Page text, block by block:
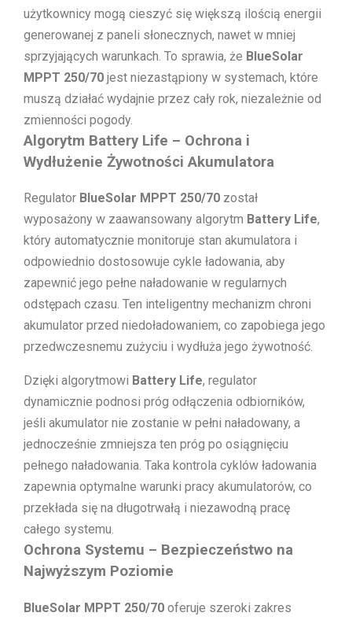
użytkownicy mogą cieszyć się większą ilością energii
generowanej z paneli słonecznych, nawet w mniej
sprzyjających warunkach. To sprawia, że BlueSolar
MPPT 250/70 jest niezastąpiony w systemach, które
muszą działać wydajnie przez cały rok, niezależnie od
zmienności pogody.
Algorytm Battery Life – Ochrona i
Wydłużenie Żywotności Akumulatora
Regulator BlueSolar MPPT 250/70 został
wyposażony w zaawansowany algorytm Battery Life,
który automatycznie monitoruje stan akumulatora i
odpowiednio dostosowuje cykle ładowania, aby
zapewnić jego pełne naładowanie w regularnych
odstępach czasu. Ten inteligentny mechanizm chroni
akumulator przed niedoładowaniem, co zapobiega jego
przedwczesnemu zużyciu i wydłuża jego żywotność.
Dzięki algorytmowi Battery Life, regulator
dynamicznie podnosi próg odłączenia odbiorników,
jeśli akumulator nie zostanie w pełni naładowany, a
jednocześnie zmniejsza ten próg po osiągnięciu
pełnego naładowania. Taka kontrola cyklów ładowania
zapewnia optymalne warunki pracy akumulatorów, co
przekłada się na długotrwałą i niezawodną pracę
całego systemu.
Ochrona Systemu – Bezpieczeństwo na
Najwyższym Poziomie
BlueSolar MPPT 250/70 oferuje szeroki zakres